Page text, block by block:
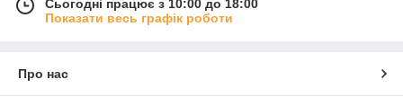
Сьогодні працює з 10:00 до 18:00
Показати весь графік роботи
Про нас